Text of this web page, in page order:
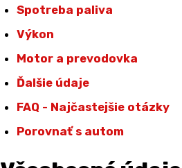
Spotreba paliva
Výkon
Motor a prevodovka
Ďalšie údaje
FAQ - Najčastejšie otázky
Porovnať s autom